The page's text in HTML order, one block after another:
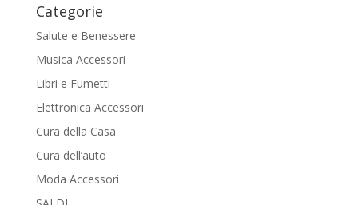
Categorie
Salute e Benessere
Musica Accessori
Libri e Fumetti
Elettronica Accessori
Cura della Casa
Cura dell’auto
Moda Accessori